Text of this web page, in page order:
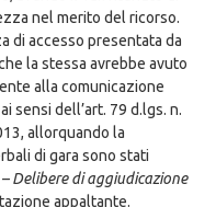
nel merito del ricorso.
di accesso presentata da
la stessa avrebbe avuto
alla comunicazione
sensi dell’art. 79 d.lgs. n.
allorquando la
di gara sono stati
Delibere di aggiudicazione
appaltante.